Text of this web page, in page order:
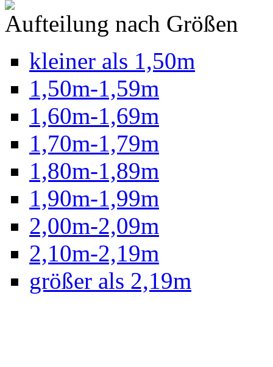
Aufteilung nach Größen
kleiner als 1,50m
1,50m-1,59m
1,60m-1,69m
1,70m-1,79m
1,80m-1,89m
1,90m-1,99m
2,00m-2,09m
2,10m-2,19m
größer als 2,19m